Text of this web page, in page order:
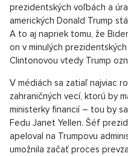
prezidentských voľbách a
amerických Donald Trump
A to aj napriek tomu, že
on v minulých
Clintonovou vtedy Trump
V médiách sa zatiaľ najviac
zahraničných vecí, ktorú by
ministerky financií – tou by
Fedu Janet Yellen. Šéf
apeloval na Trumpovu
umožnila začať proces